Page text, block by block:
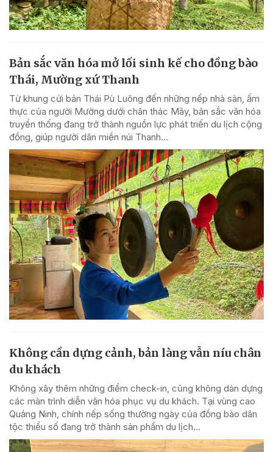
Bản sắc văn hóa mở lối sinh kế cho đồng bào
Thái, Mường xứ Thanh
Từ khung cửi bản Thái Pù Luông đến những nếp nhà sàn, ẩm
thực của người Mường dưới chân thác Mây, bản sắc văn hóa
truyền thống đang trở thành nguồn lực phát triển du lịch cộng
đồng, giúp người dân miền núi Thanh...
Không cần dựng cảnh, bản làng vẫn níu chân
du khách
Không xây thêm những điểm check-in, cũng không dàn dựng
các màn trình diễn văn hóa phục vụ du khách. Tại vùng cao
Quảng Ninh, chính nếp sống thường ngày của đồng bào dân
tộc thiểu số đang trở thành sản phẩm du lịch...